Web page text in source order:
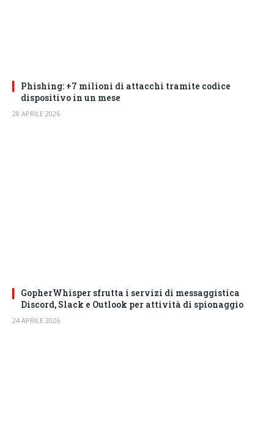
Phishing: +7 milioni di attacchi tramite codice
dispositivo in un mese
28 APRILE 2026
GopherWhisper sfrutta i servizi di messaggistica
Discord, Slack e Outlook per attività di spionaggio
24 APRILE 2026